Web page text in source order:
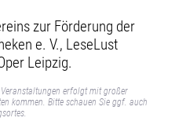
zur Förderung der
e. V., LeseLust
Leipzig.
erfolgt mit großer
kommen. Bitte schauen Sie ggf. auch